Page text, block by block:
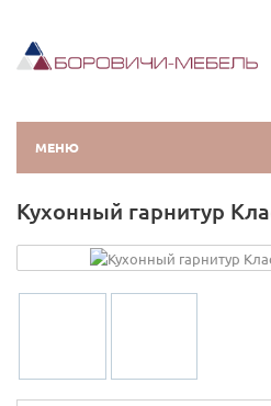
МЕНЮ
Кухонный гарнитур